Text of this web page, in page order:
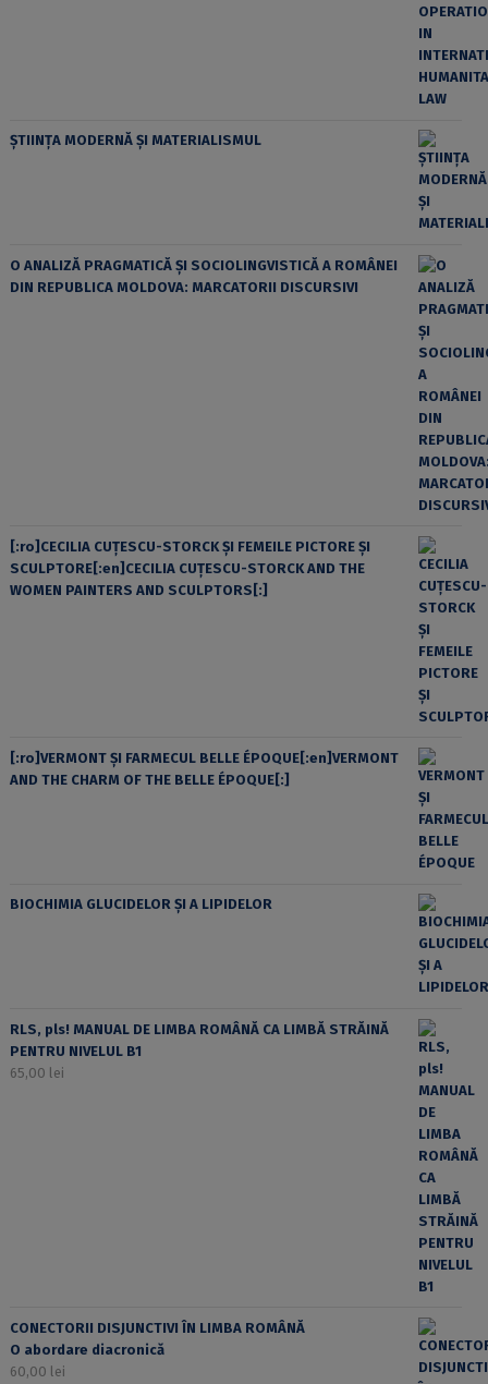
ȘTIINȚA MODERNĂ ȘI MATERIALISMUL
O ANALIZĂ PRAGMATICĂ ȘI SOCIOLINGVISTICĂ A ROMÂNEI
DIN REPUBLICA MOLDOVA: MARCATORII DISCURSIVI
[:ro]CECILIA CUŢESCU-STORCK ŞI FEMEILE PICTORE ŞI
SCULPTORE[:en]CECILIA CUŢESCU-STORCK AND THE
WOMEN PAINTERS AND SCULPTORS[:]
[:ro]VERMONT ȘI FARMECUL BELLE ÉPOQUE[:en]VERMONT
AND THE CHARM OF THE BELLE ÉPOQUE[:]
BIOCHIMIA GLUCIDELOR ȘI A LIPIDELOR
RLS, pls! MANUAL DE LIMBA ROMÂNĂ CA LIMBĂ STRĂINĂ
PENTRU NIVELUL B1
65,00 lei
CONECTORII DISJUNCTIVI ÎN LIMBA ROMÂNĂ
O abordare diacronică
60,00 lei